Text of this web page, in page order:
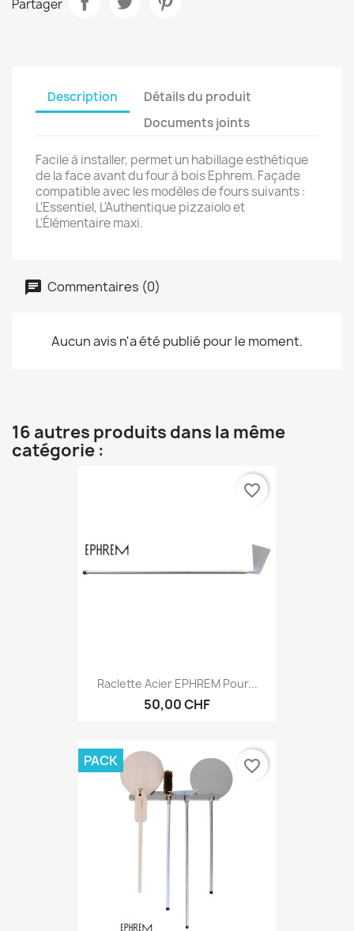
Partager
Description
Détails du produit
Documents joints
Facile à installer, permet un habillage esthétique
de la face avant du four à bois Ephrem. Façade
compatible avec les modèles de fours suivants :
L'Essentiel, L'Authentique pizzaiolo et
L'Élémentaire maxi.
Commentaires (0)
Aucun avis n'a été publié pour le moment.
16 autres produits dans la même
catégorie :
Raclette Acier EPHREM Pour...
50,00 CHF
favorite_border
PACK favorite_border